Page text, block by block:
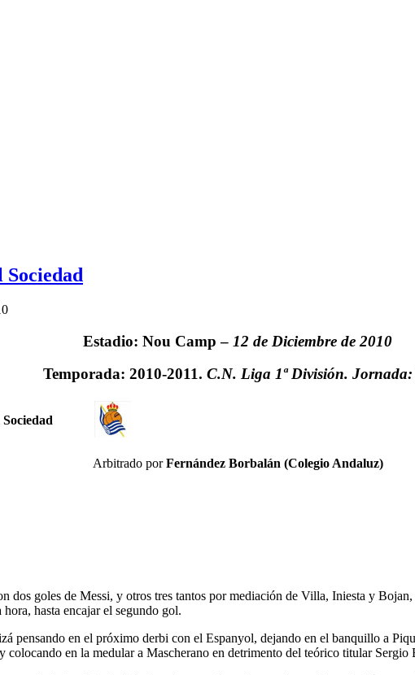
Sociedad
Estadio: Nou Camp – 12 de Diciembre de 2010
Temporada: 2010-2011. C.N. Liga 1ª División. Jornada:
Arbitrado porFernández Borbalán (Colegio Andaluz)
dos goles de Messi, y otros tres tantos por mediación de Villa, Iniesta y
hasta encajar el segundo gol.
pensando en el próximo derbi con el Espanyol, dejando en el banquillo a
colocando en la medular a Mascherano en detrimento del teórico titular Sergio